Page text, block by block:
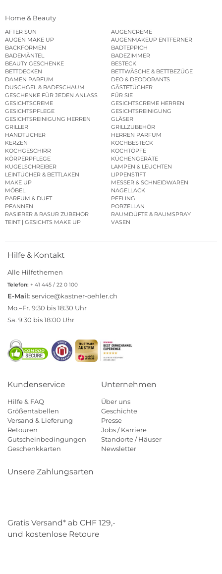
Home & Beauty
AFTER SUN
AUGENCREME
AUGEN MAKE UP
AUGENMAKEUP ENTFERNER
BACKFORMEN
BADTEPPICH
BADEMÄNTEL
BADEZIMMER
BEAUTY GESCHENKE
BESTECK
BETTDECKEN
BETTWÄSCHE & BETTBEZÜGE
DAMEN PARFUM
DEO & DEODORANTS
DUSCHGEL & BADESCHAUM
GÄSTETÜCHER
GESCHENKE FÜR JEDEN ANLASS
FÜR SIE
GESICHTSCREME
GESICHTSCREME HERREN
GESICHTSPFLEGE
GESICHTSREINIGUNG
GESICHTSREINIGUNG HERREN
GLÄSER
GRILLER
GRILLZUBEHÖR
HANDTÜCHER
HERREN PARFUM
KERZEN
KOCHBESTECK
KOCHGESCHIRR
KOCHTÖPFE
KÖRPERPFLEGE
KÜCHENGERÄTE
KUGELSCHREIBER
LAMPEN & LEUCHTEN
LEINTÜCHER & BETTLAKEN
LIPPENSTIFT
MAKE UP
MESSER & SCHNEIDWAREN
MÖBEL
NAGELLACK
PARFUM & DUFT
PEELING
PFANNEN
PORZELLAN
RASIERER & RASUR ZUBEHÖR
RAUMDÜFTE & RAUMSPRAY
TEINT | GESICHTS MAKE UP
VASEN
Hilfe & Kontakt
Alle Hilfethemen
Telefon: + 41 445 / 22 0 100
E-Mail: service@kastner-oehler.ch
Mo.–Fr. 9:30 bis 18:30 Uhr
Sa. 9:30 bis 18:00 Uhr
Kundenservice
Hilfe & FAQ
Größentabellen
Versand & Lieferung
Retouren
Gutscheinbedingungen
Geschenkkarten
Unternehmen
Über uns
Geschichte
Presse
Jobs / Karriere
Standorte / Häuser
Newsletter
Unsere Zahlungsarten
Gratis Versand* ab CHF 129,-
und kostenlose Retoure